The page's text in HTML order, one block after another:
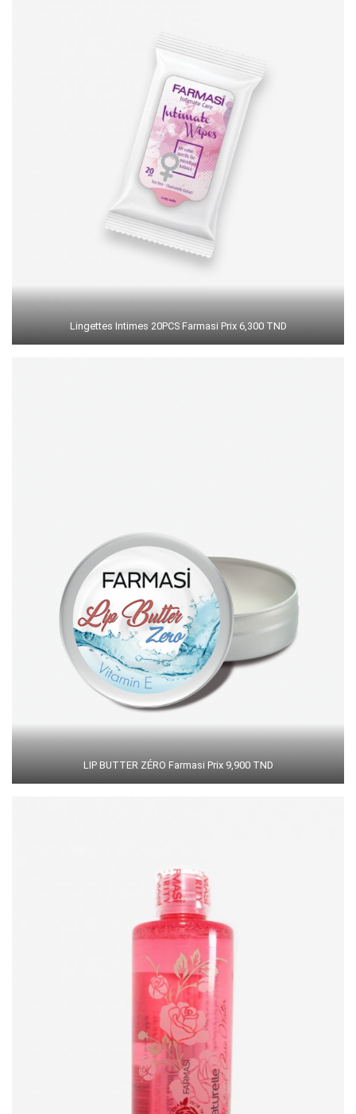
Lingettes Intimes 20PCS Farmasi Prix 6,300 TND
LIP BUTTER ZÉRO Farmasi Prix 9,900 TND